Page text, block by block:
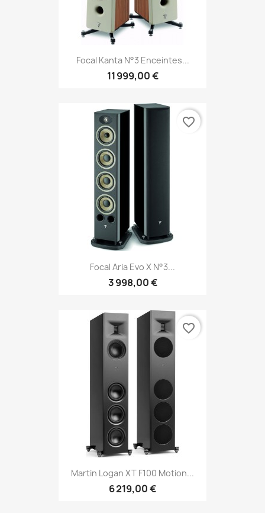
Focal Kanta N°3 Enceintes...
11 999,00 €
Focal Aria Evo X N°3...
3 998,00 €
favorite_border
Martin Logan XT F100 Motion...
6 219,00 €
favorite_border